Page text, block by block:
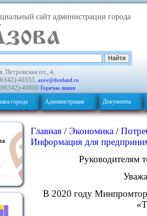
сайт администрации города
Петровская пл., 4,
40355, azov@donland.ru
40800 Горячие линии
города Администрация Документы
Главная / Экономика /
Информация для
Руководителям
В 2020 году